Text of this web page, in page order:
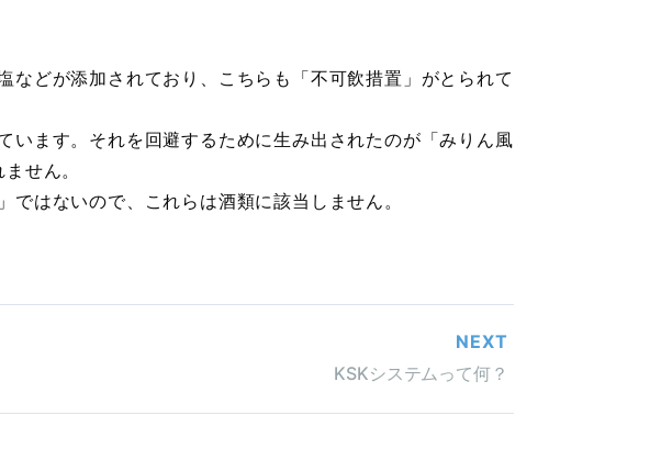
どが添加されており、こちらも「不可飲措置」がとられて
ます。それを回避するために生み出されたのが「みりん風
せん。
はないので、これらは酒類に該当しません。
NEXT
KSKシステムって何？